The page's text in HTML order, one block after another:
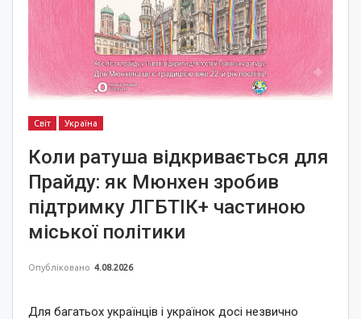
Світ Україна
Коли ратуша відкривається для
Прайду: як Мюнхен зробив
підтримку ЛГБТІК+ частиною
міської політики
Опубліковано 4.08.2026
Для багатьох українців і українок досі незвично